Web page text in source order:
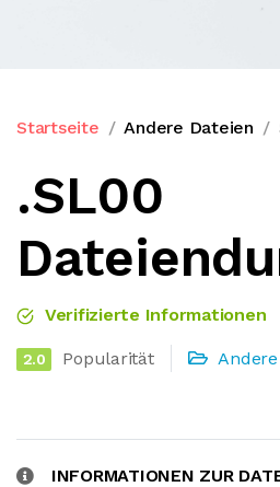
Startseite Andere Dateien
.SL00
Verifizierte Informationen
2.0 Popularität
INFORMATIONEN ZUR